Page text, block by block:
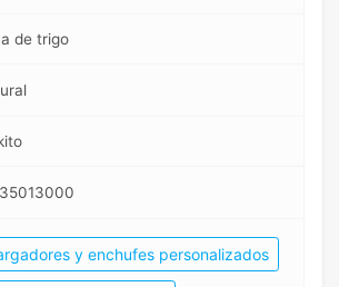
de trigo
y enchufes personalizados